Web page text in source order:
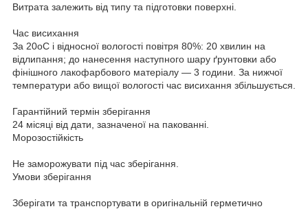
Витрата залежить від типу та підготовки поверхні.
Час висихання
За 20oC і відносної вологості повітря 80%: 20 хвилин на
відлипання; до нанесення наступного шару ґрунтовки або
фінішного лакофарбового матеріалу — 3 години. За нижчої
температури або вищої вологості час висихання збільшується.
Гарантійний термін зберігання
24 місяці від дати, зазначеної на пакованні.
Морозостійкість
Не заморожувати під час зберігання.
Умови зберігання
Зберігати та транспортувати в оригінальній герметично